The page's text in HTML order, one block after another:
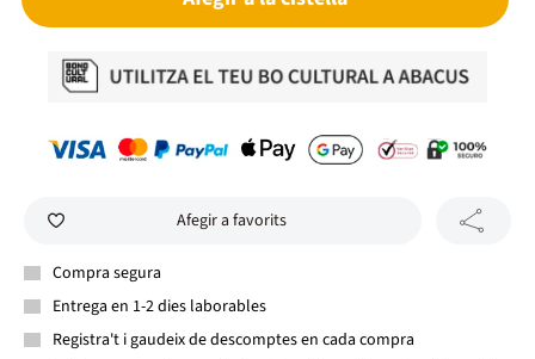
Afegir a favorits
Compra segura
Entrega en 1-2 dies laborables
Registra't i gaudeix de descomptes en cada compra